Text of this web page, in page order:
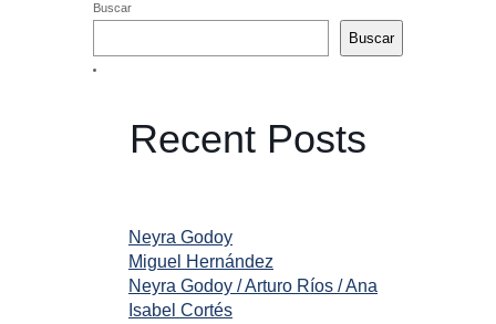
Buscar
Buscar
Recent Posts
Neyra Godoy
Miguel Hernández
Neyra Godoy / Arturo Ríos / Ana
Isabel Cortés